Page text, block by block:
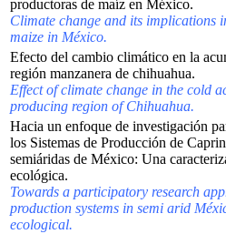
productoras de maíz en México.
Climate change and its implications
maize in México.
Efecto del cambio climático en la
región manzanera de chihuahua.
Effect of climate change in the cold
producing region of Chihuahua.
Hacia un enfoque de investigación
los Sistemas de Producción de
semiáridas de México: Una
ecológica.
Towards a participatory research
production systems in semi arid
ecological.